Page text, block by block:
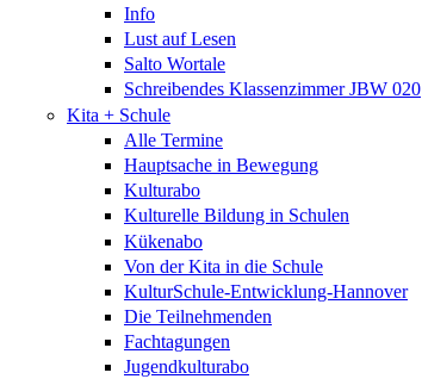
Info
Lust auf Lesen
Salto Wortale
Schreibendes Klassenzimmer JBW 020
Kita + Schule
Alle Termine
Hauptsache in Bewegung
Kulturabo
Kulturelle Bildung in Schulen
Kükenabo
Von der Kita in die Schule
KulturSchule-Entwicklung-Hannover
Die Teilnehmenden
Fachtagungen
Jugendkulturabo